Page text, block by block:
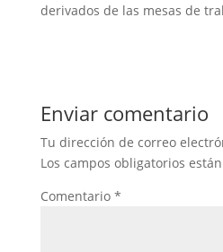
derivados de las mesas de
Enviar comentario
Tu dirección de correo
Los campos obligatorios
Comentario *